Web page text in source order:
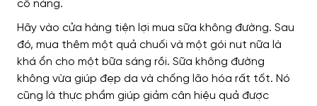
cô nàng.
Hãy vào cửa hàng tiện lợi mua sữa không đường. Sau
đó, mua thêm một quả chuối và một gói nut nữa là
khá ổn cho một bữa sáng rồi. Sữa không đường
không vừa giúp đẹp da và chống lão hóa rất tốt. Nó
cũng là thực phẩm giúp giảm cân hiệu quả được